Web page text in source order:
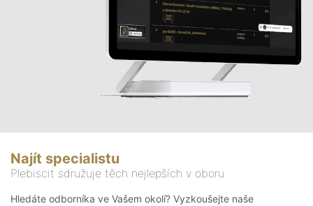
Najít specialistu
Plebiscit sdružuje těch nejlepších v oboru
Hledáte odborníka ve Vašem okolí? Vyzkoušejte naše